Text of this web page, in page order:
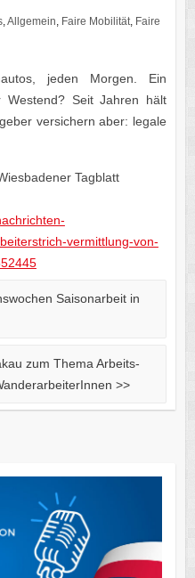
,Allgemein, Faire Mobilität, Faire
jeden Morgen. Ein
Westend? Seit Jahren hält
versichern aber: legale
Tagblatt
vermittlung-von-
Saisonarbeit in
zum Thema Arbeits-
>>